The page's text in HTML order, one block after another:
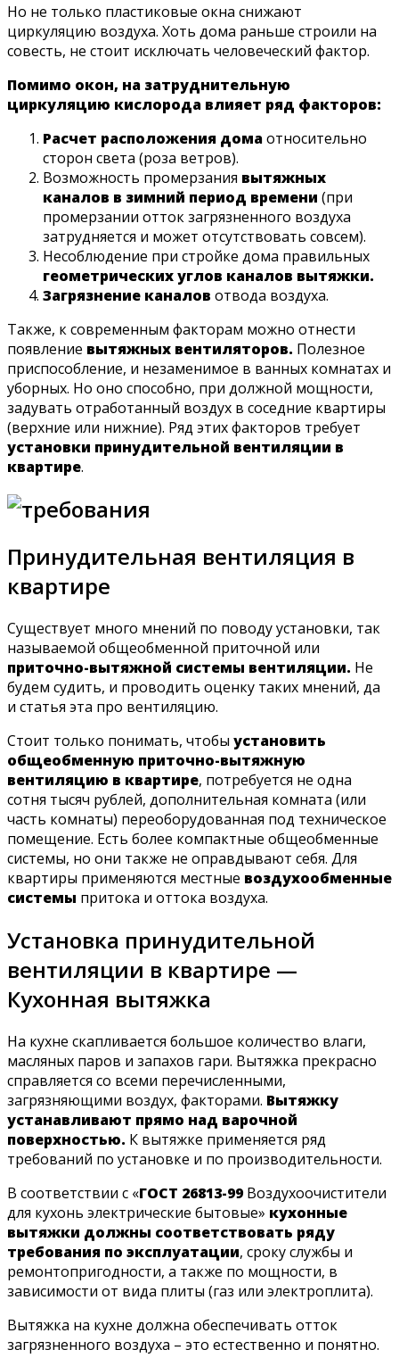
Но не только пластиковые окна снижают
циркуляцию воздуха. Хоть дома раньше строили на
совесть, не стоит исключать человеческий фактор.
Помимо окон, на затруднительную
циркуляцию кислорода влияет ряд факторов:
Расчет расположения домаотносительно
сторон света (роза ветров).
Возможность промерзания вытяжных
каналов в зимний период времени (при
промерзании отток загрязненного воздуха
затрудняется и может отсутствовать совсем).
Несоблюдение при стройке дома правильных
геометрических углов каналов вытяжки.
Загрязнение каналов отвода воздуха.
Также, к современным факторам можно отнести
появление вытяжных вентиляторов. Полезное
приспособление, и незаменимое в ванных комнатах и
уборных. Но оно способно, при должной мощности,
задувать отработанный воздух в соседние квартиры
(верхние или нижние). Ряд этих факторов требует
установки принудительной вентиляции в
квартире.
Принудительная вентиляция в
квартире
Существует много мнений по поводу установки, так
называемой общеобменной приточной или
приточно-вытяжной системы вентиляции. Не
будем судить, и проводить оценку таких мнений, да
и статья эта про вентиляцию.
Стоит только понимать, чтобы установить
общеобменную приточно-вытяжную
вентиляцию в квартире, потребуется не одна
сотня тысяч рублей, дополнительная комната (или
часть комнаты) переоборудованная под техническое
помещение. Есть более компактные общеобменные
системы, но они также не оправдывают себя. Для
квартиры применяются местные воздухообменные
системы притока и оттока воздуха.
Установка принудительной
вентиляции в квартире —
Кухонная вытяжка
На кухне скапливается большое количество влаги,
масляных паров и запахов гари. Вытяжка прекрасно
справляется со всеми перечисленными,
загрязняющими воздух, факторами. Вытяжку
устанавливают прямо над варочной
поверхностью. К вытяжке применяется ряд
требований по установке и по производительности.
В соответствии с «ГОСТ 26813-99 Воздухоочистители
для кухонь электрические бытовые» кухонные
вытяжки должны соответствовать ряду
требования по эксплуатации, сроку службы и
ремонтопригодности, а также по мощности, в
зависимости от вида плиты (газ или электроплита).
Вытяжка на кухне должна обеспечивать отток
загрязненного воздуха – это естественно и понятно.